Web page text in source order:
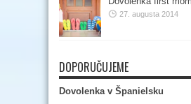
27. augusta 2014
DOPORUČUJEME
Dovolenka v Španielsku